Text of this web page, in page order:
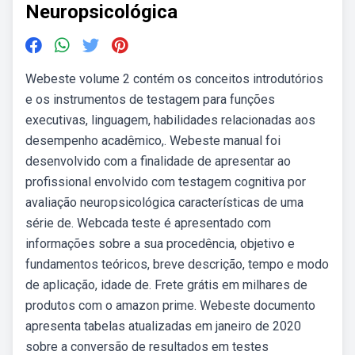
Neuropsicológica
Webeste volume 2 contém os conceitos introdutórios
e os instrumentos de testagem para funções
executivas, linguagem, habilidades relacionadas aos
desempenho acadêmico,. Webeste manual foi
desenvolvido com a finalidade de apresentar ao
profissional envolvido com testagem cognitiva por
avaliação neuropsicológica características de uma
série de. Webcada teste é apresentado com
informações sobre a sua procedência, objetivo e
fundamentos teóricos, breve descrição, tempo e modo
de aplicação, idade de. Frete grátis em milhares de
produtos com o amazon prime. Webeste documento
apresenta tabelas atualizadas em janeiro de 2020
sobre a conversão de resultados em testes